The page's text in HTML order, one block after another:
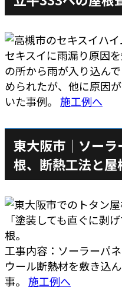
セキスイに雨漏り原因
の所から雨が入り込ん
められたが、他に原因
いた事例。 施工例へ
東大阪市｜ソー
根、断熱工法と屋
「塗装しても直ぐに剥
根。
工事内容：ソーラーパ
ウール断熱材を敷き込
事。 施工例へ